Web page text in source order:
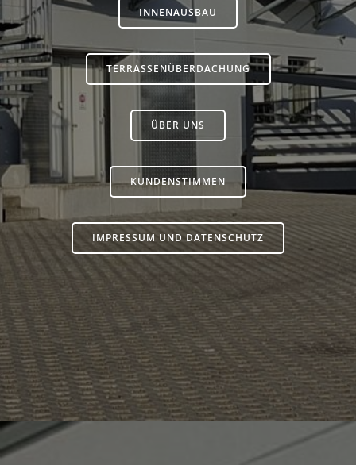
INNENAUSBAU
TERRASSENÜBERDACHUNG
ÜBER UNS
KUNDENSTIMMEN
IMPRESSUM UND DATENSCHUTZ